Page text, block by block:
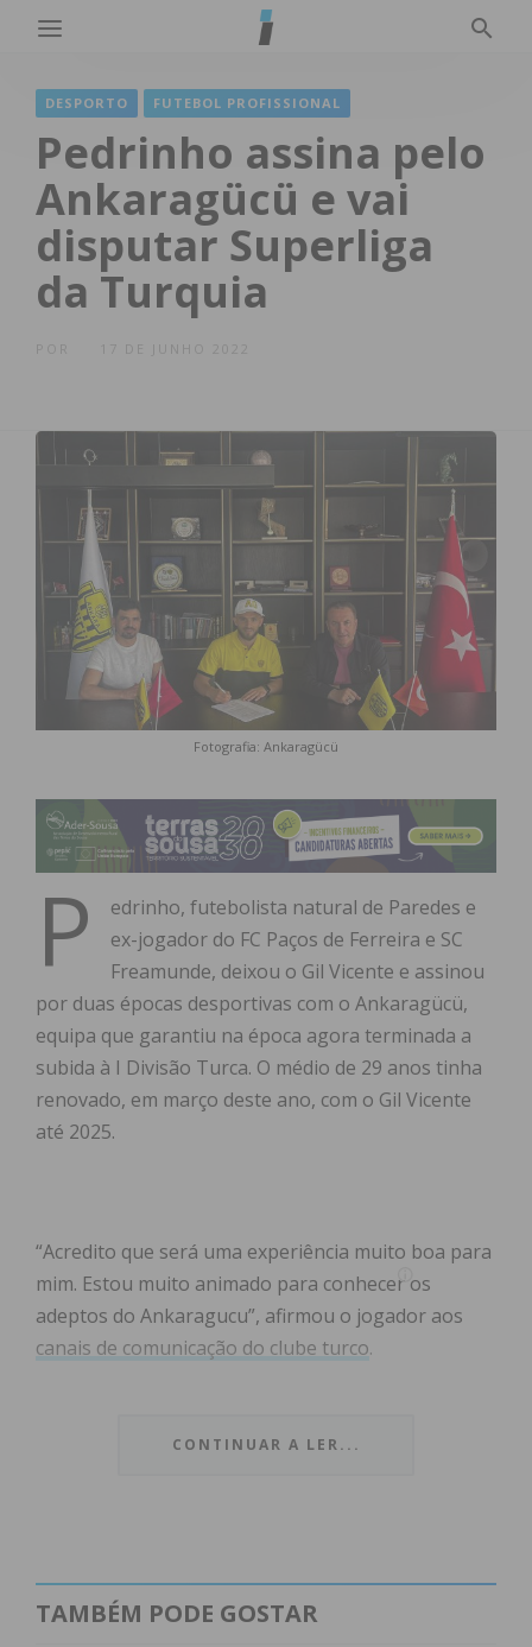
DESPORTO FUTEBOL PROFISSIONAL
Pedrinho assina pelo
Ankaragücü e vai
disputar Superliga
da Turquia
17 DE JUNHO 2022
Fotografia: Ankaragücü
P
edrinho, futebolista natural de Paredes e
ex-jogador do FC Paços de Ferreira e SC
Freamunde, deixou o Gil Vicente e assinou
por duas épocas desportivas com o Ankaragücü,
equipa que garantiu na época agora terminada a
subida à I Divisão Turca. O médio de 29 anos tinha
renovado, em março deste ano, com o Gil Vicente
até 2025.
“Acredito que será uma experiência muito boa para
mim. Estou muito animado para conhecer os
adeptos do Ankaragucu”, afirmou o jogador aos
canais de comunicação do clube turco.
SC Freamunde, tendo integrado o clube
Ferreira, clube pelo qual se estreou na I Liga.
CONTINUAR A LER...
TAMBÉM PODE GOSTAR